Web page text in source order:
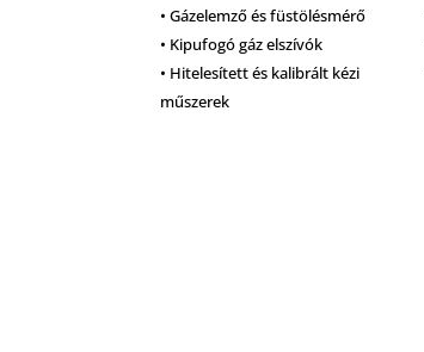
• Gázelemző és füstölésmérő
• Kipufogó gáz elszívók
• Hitelesített és kalibrált kézi
műszerek